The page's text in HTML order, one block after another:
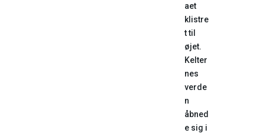
aet
klistre
t til
øjet.
Kelter
nes
verde
n
åbned
e sig i